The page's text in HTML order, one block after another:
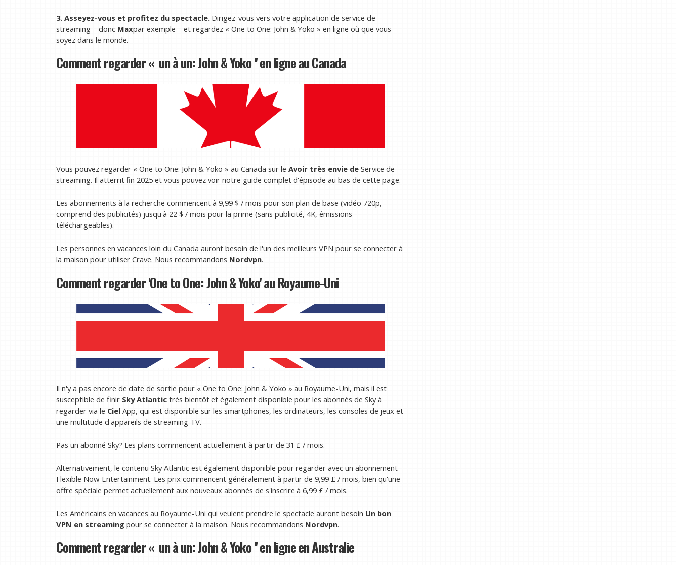
3. Asseyez-vous et profitez du spectacle. Dirigez-vous vers votre application de service de
streaming – donc Maxpar exemple – et regardez « One to One: John & Yoko » en ligne où que vous
soyez dans le monde.
Comment regarder « un à un: John & Yoko '' en ligne au Canada
Vous pouvez regarder « One to One: John & Yoko » au Canada sur le Avoir très envie de Service de
streaming. Il atterrit fin 2025 et vous pouvez voir notre guide complet d'épisode au bas de cette page.
Les abonnements à la recherche commencent à 9,99 $ / mois pour son plan de base (vidéo 720p,
comprend des publicités) jusqu'à 22 $ / mois pour la prime (sans publicité, 4K, émissions
téléchargeables).
Les personnes en vacances loin du Canada auront besoin de l'un des meilleurs VPN pour se connecter à
la maison pour utiliser Crave. Nous recommandons Nordvpn.
Comment regarder 'One to One: John & Yoko' au Royaume-Uni
Il n'y a pas encore de date de sortie pour « One to One: John & Yoko » au Royaume-Uni, mais il est
susceptible de finir Sky Atlantic très bientôt et également disponible pour les abonnés de Sky à
regarder via le Ciel App, qui est disponible sur les smartphones, les ordinateurs, les consoles de jeux et
une multitude d'appareils de streaming TV.
Pas un abonné Sky? Les plans commencent actuellement à partir de 31 £ / mois.
Alternativement, le contenu Sky Atlantic est également disponible pour regarder avec un abonnement
Flexible Now Entertainment. Les prix commencent généralement à partir de 9,99 £ / mois, bien qu'une
offre spéciale permet actuellement aux nouveaux abonnés de s'inscrire à 6,99 £ / mois.
Les Américains en vacances au Royaume-Uni qui veulent prendre le spectacle auront besoin Un bon
VPN en streaming pour se connecter à la maison. Nous recommandons Nordvpn.
Comment regarder « un à un: John & Yoko '' en ligne en Australie